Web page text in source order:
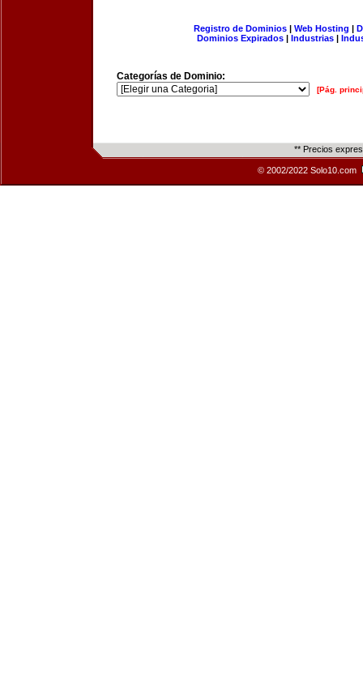
Registro de Dominios| Web Hosting |
Dominios Expirados | Industrias |
Categorías de Dominio:
[Pág.
** Precios
© 2002/2022 Solo10.com